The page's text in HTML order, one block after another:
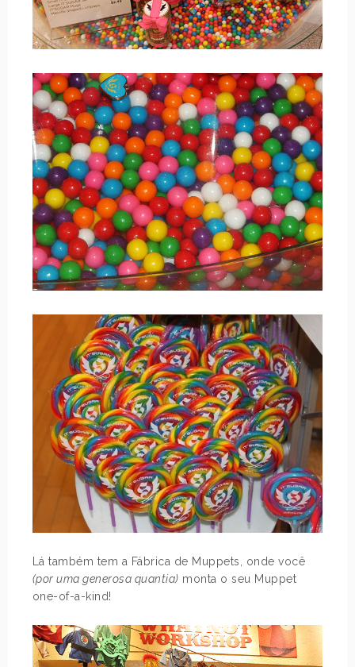
Lá também tem a Fábrica de Muppets, onde você
(por uma generosa quantia) monta o seu Muppet
one-of-a-kind!